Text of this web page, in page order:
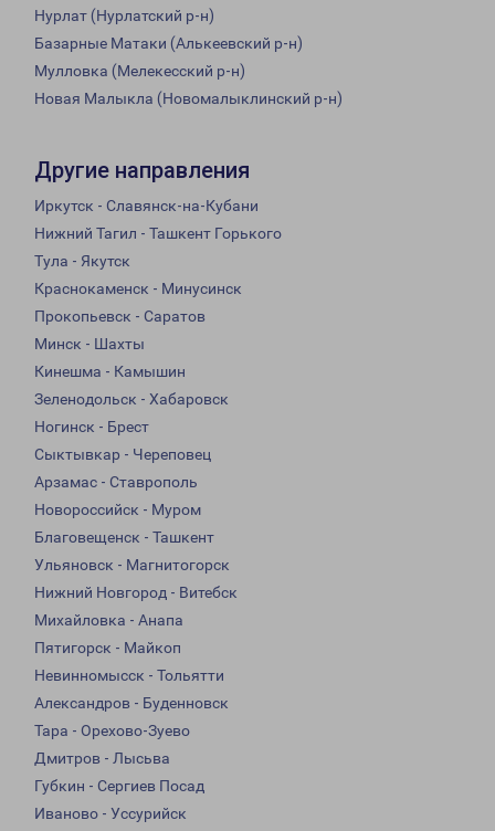
Нурлат (Нурлатский р-н)
Базарные Матаки (Алькеевский р-н)
Мулловка (Мелекесский р-н)
Новая Малыкла (Новомалыклинский р-н)
Другие направления
Иркутск - Славянск-на-Кубани
Нижний Тагил - Ташкент Горького
Тула - Якутск
Краснокаменск - Минусинск
Прокопьевск - Саратов
Минск - Шахты
Кинешма - Камышин
Зеленодольск - Хабаровск
Ногинск - Брест
Сыктывкар - Череповец
Арзамас - Ставрополь
Новороссийск - Муром
Благовещенск - Ташкент
Ульяновск - Магнитогорск
Нижний Новгород - Витебск
Михайловка - Анапа
Пятигорск - Майкоп
Невинномысск - Тольятти
Александров - Буденновск
Тара - Орехово-Зуево
Дмитров - Лысьва
Губкин - Сергиев Посад
Иваново - Уссурийск